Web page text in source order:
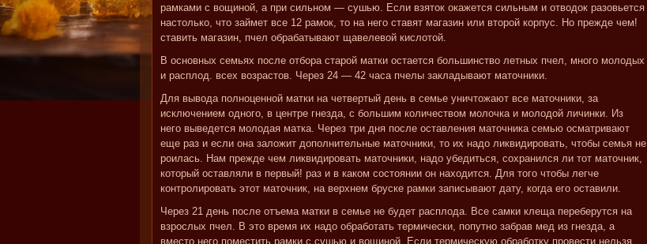
рамками с вощиной, а при сильном — сушью. Если взяток окажется сильным и отводок разовьется
настолько, что займет все 12 рамок, то на него ставят магазин или второй корпус. Но прежде чем!
ставить магазин, пчел обрабатывают щавелевой кислотой.
В основных семьях после отбора старой матки остается большинство летных пчел, много молодых
и расплод. всех возрастов. Через 24 — 42 часа пчелы закладывают маточники.
Для вывода полноценной матки на четвертый день в семье уничтожают все маточники, за
исключением одного, в центре гнезда, с большим количеством молочка и молодой личинки. Из
него выведется молодая матка. Через три дня после оставления маточника семью осматривают
еще раз и если она заложит дополнительные маточники, то их надо ликвидировать, чтобы семья не
роилась. Нам прежде чем ликвидировать маточники, надо убедиться, сохранился ли тот маточник,
который оставляли в первый! раз и в каком состоянии он находится. Для того чтобы легче
контролировать этот маточник, на верхнем бруске рамки записывают дату, когда его оставили.
Через 21 день после отъема матки в семье не будет расплода. Все самки клеща переберутся на
взрослых пчел. В это время их надо обработать термически, попутно забрав мед из гнезда, а
вместо него поместить рамки с сушью и вощиной. Если термическую обработку провести нельзя